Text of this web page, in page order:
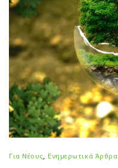
Για Νέους, Ενημερωτικά Άρθρα